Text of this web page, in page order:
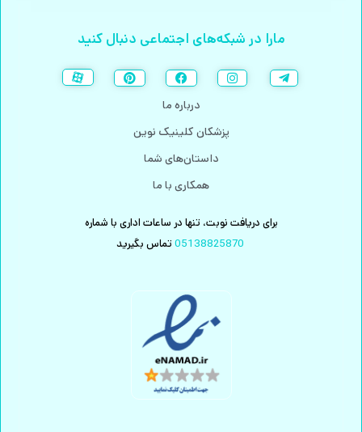
مارا در شبکه‌های اجتماعی دنبال کنید
درباره ما
پزشکان کلینیک نوین
داستان‌های شما
همکاری با ما
برای دریافت نوبت، تنها در ساعات اداری با شماره
05138825870 تماس بگیرید